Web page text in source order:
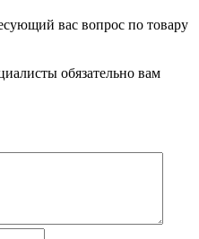
вас вопрос по товару
обязательно вам